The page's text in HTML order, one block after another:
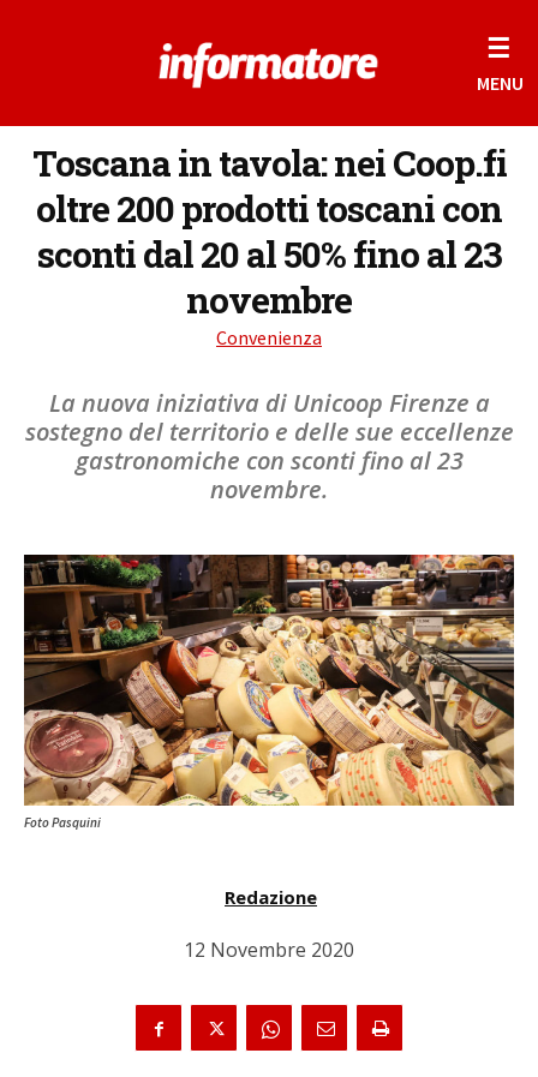
☰
MENU
Toscana in tavola: nei Coop.fi
oltre 200 prodotti toscani con
sconti dal 20 al 50% fino al 23
novembre
Convenienza
La nuova iniziativa di Unicoop Firenze a
sostegno del territorio e delle sue eccellenze
gastronomiche con sconti fino al 23
novembre.
Foto Pasquini
Redazione
12 Novembre 2020